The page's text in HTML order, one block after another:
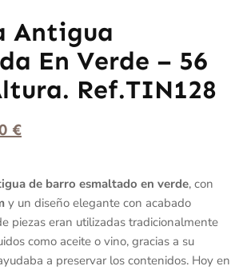
Antigua
En Verde – 56
Ref.TIN128
€
de barro esmaltado en verde, con
y un diseño elegante con acabado
piezas eran utilizadas tradicionalmente
como aceite o vino, gracias a su
a preservar los contenidos. Hoy en